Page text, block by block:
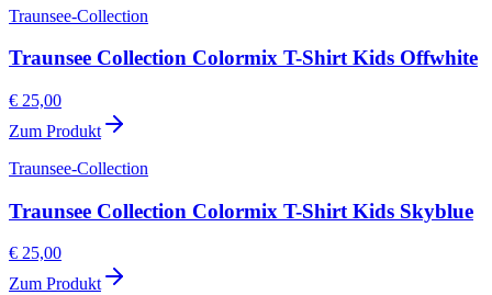
Traunsee-Collection
Traunsee Collection Colormix T-Shirt Kids Offwhite
€ 25,00
Zum Produkt
Traunsee-Collection
Traunsee Collection Colormix T-Shirt Kids Skyblue
€ 25,00
Zum Produkt